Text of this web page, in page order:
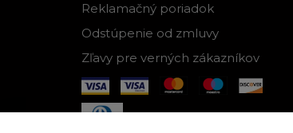
Reklamačný poriadok
Odstúpenie od zmluvy
Zľavy pre verných zákazníkov